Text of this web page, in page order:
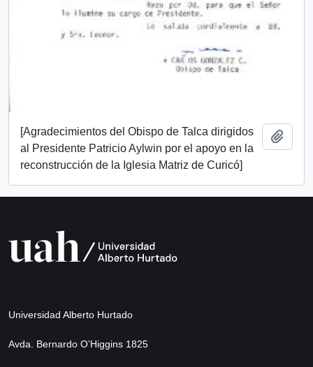
[Agradecimientos del Obispo de Talca dirigidos
al Presidente Patricio Aylwin por el apoyo en la
reconstrucción de la Iglesia Matriz de Curicó]
Universidad Alberto Hurtado
Avda. Bernardo O’Higgins 1825